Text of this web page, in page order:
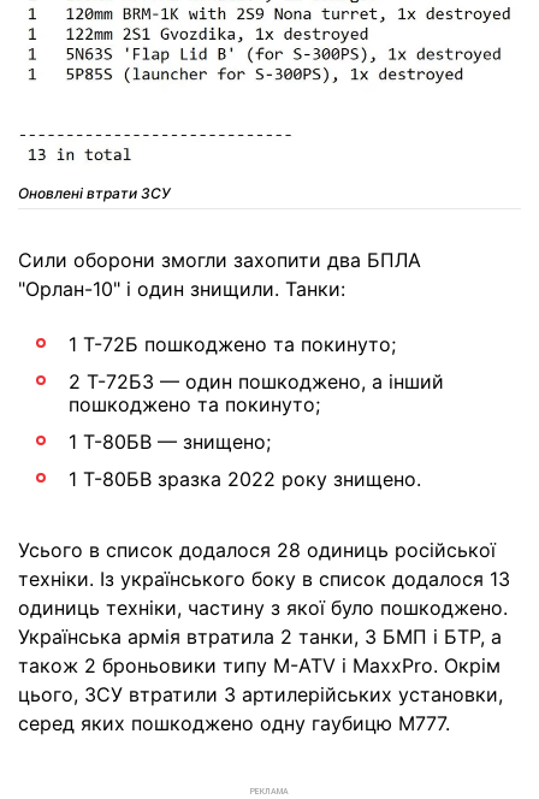
Оновлені втрати ЗСУ
Сили оборони змогли захопити два БПЛА
"Орлан-10" і один знищили. Танки:
1 Т-72Б пошкоджено та покинуто;
2 Т-72Б3 — один пошкоджено, а інший
пошкоджено та покинуто;
1 Т-80БВ — знищено;
1 Т-80БВ зразка 2022 року знищено.
Усього в список додалося 28 одиниць російської
техніки. Із українського боку в список додалося 13
одиниць техніки, частину з якої було пошкоджено.
Українська армія втратила 2 танки, 3 БМП і БТР, а
також 2 броньовики типу M-ATV і MaxxPro. Окрім
цього, ЗСУ втратили 3 артилерійських установки,
серед яких пошкоджено одну гаубицю М777.
РЕКЛАМА